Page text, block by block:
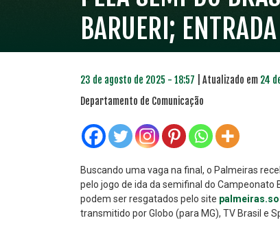
BARUERI;
23 de agosto de 2025 - 18:57 | Atualizado em 24
Departamento de Comunicação
Buscando uma vaga na final, o Palmeiras
pelo jogo de ida da semifinal do Campeonato
podem ser resgatados pelo site
transmitido por Globo (para MG), TV Brasil e
PLANO PRATA